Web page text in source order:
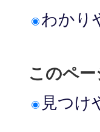
わかり
このペ
見つけ